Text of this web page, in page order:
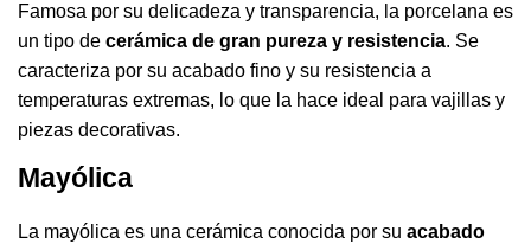
Famosa por su delicadeza y transparencia, la porcelana es
un tipo de cerámica de gran pureza y resistencia. Se
caracteriza por su acabado fino y su resistencia a
temperaturas extremas, lo que la hace ideal para vajillas y
piezas decorativas.
Mayólica
La mayólica es una cerámica conocida por su acabado